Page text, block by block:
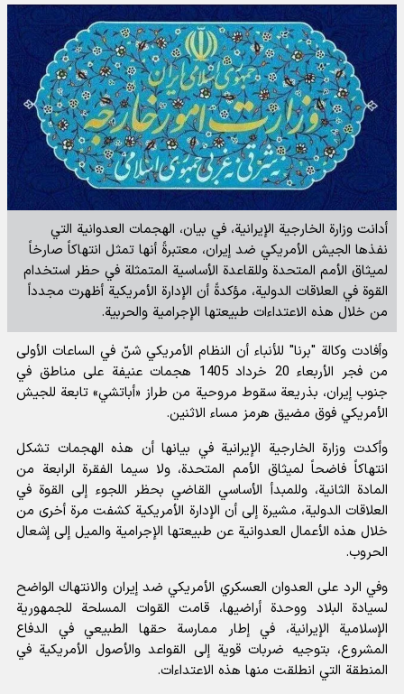
أدانت وزارة الخارجية الإيرانية، في بيان، الهجمات العدوانية التي
نفذها الجيش الأمريكي ضد إيران، معتبرةً أنها تمثل انتهاكاً صارخاً
لميثاق الأمم المتحدة وللقاعدة الأساسية المتمثلة في حظر استخدام
القوة في العلاقات الدولية، مؤكدةً أن الإدارة الأمريكية أظهرت مجدداً
من خلال هذه الاعتداءات طبيعتها الإجرامية والحربية.
وأفادت وكالة "برنا" للأنباء أن النظام الأمريكي شنّ في الساعات الأولى
من فجر الأربعاء 20 خرداد 1405 هجمات عنيفة على مناطق في
جنوب إيران، بذريعة سقوط مروحية من طراز «أباتشي» تابعة للجيش
الأمريكي فوق مضيق هرمز مساء الاثنين.
وأكدت وزارة الخارجية الإيرانية في بيانها أن هذه الهجمات تشكل
انتهاكاً فاضحاً لميثاق الأمم المتحدة، ولا سيما الفقرة الرابعة من
المادة الثانية، وللمبدأ الأساسي القاضي بحظر اللجوء إلى القوة في
العلاقات الدولية، مشيرة إلى أن الإدارة الأمريكية كشفت مرة أخرى من
خلال هذه الأعمال العدوانية عن طبيعتها الإجرامية والميل إلى إشعال
الحروب.
وفي الرد على العدوان العسكري الأمريكي ضد إيران والانتهاك الواضح
لسيادة البلاد ووحدة أراضيها، قامت القوات المسلحة للجمهورية
الإسلامية الإيرانية، في إطار ممارسة حقها الطبيعي في الدفاع
المشروع، بتوجيه ضربات قوية إلى القواعد والأصول الأمريكية في
المنطقة التي انطلقت منها هذه الاعتداءات.